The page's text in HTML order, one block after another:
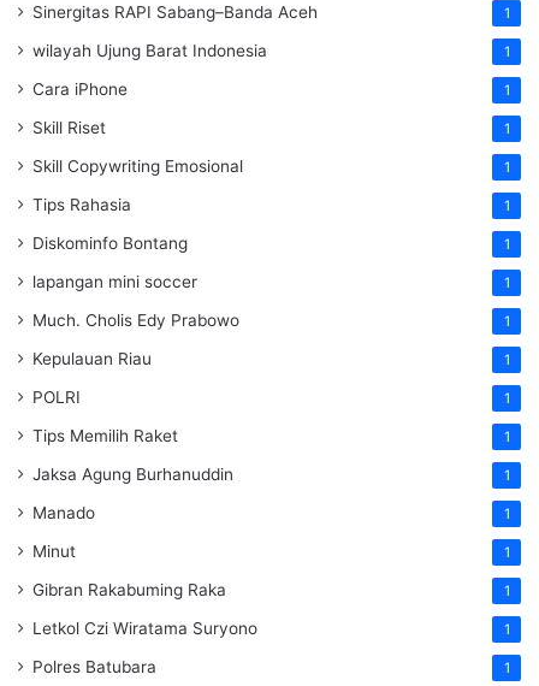
Sinergitas RAPI Sabang–Banda Aceh 1
wilayah Ujung Barat Indonesia 1
Cara iPhone 1
Skill Riset 1
Skill Copywriting Emosional 1
Tips Rahasia 1
Diskominfo Bontang 1
lapangan mini soccer 1
Much. Cholis Edy Prabowo 1
Kepulauan Riau 1
POLRI 1
Tips Memilih Raket 1
Jaksa Agung Burhanuddin 1
Manado 1
Minut 1
Gibran Rakabuming Raka 1
Letkol Czi Wiratama Suryono 1
Polres Batubara 1